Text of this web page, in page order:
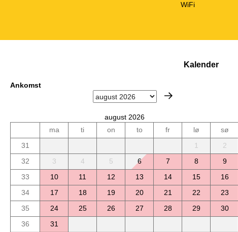
WiFi
Kalender
Ankomst
august 2026
ma
ti on to fr lø
sø
31
1
2
32
3 4 5 6 7 8
9
33
10 11 12 13 14 15
16
34
17 18 19 20 21 22
23
35
24 25 26 27 28 29
30
36
31